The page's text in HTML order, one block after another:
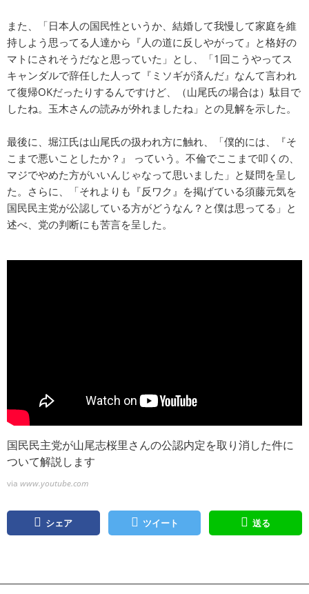
また、「日本人の国民性というか、結婚して我慢して家庭を維
持しよう思ってる人達から『人の道に反しやがって』と格好の
マトにされそうだなと思っていた」とし、「1回こうやってス
キャンダルで辞任した人って『ミソギが済んだ』なんて言われ
て復帰OKだったりするんですけど、（山尾氏の場合は）駄目で
したね。玉木さんの読みが外れましたね」との見解を示した。
最後に、堀江氏は山尾氏の扱われ方に触れ、「僕的には、『そ
こまで悪いことしたか？』 っていう。不倫でここまで叩くの、
マジでやめた方がいいんじゃなって思いました」と疑問を呈し
た。さらに、「それよりも『反ワク』を掲げている須藤元気を
国民民主党が公認している方がどうなん？と僕は思ってる」と
述べ、党の判断にも苦言を呈した。
国民民主党が山尾志桜里さんの公認内定を取り消した件に
ついて解説します
via www.youtube.com
シェア ツイート 送る